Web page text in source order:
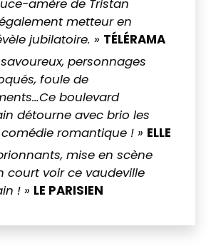
amère de Tristan
metteur en
jubilatoire. » TÉLÉRAMA
personnages
foule de
boulevard
détourne avec brio les
romantique ! » ELLE
mise en scène
court voir ce vaudeville
! » LE PARISIEN